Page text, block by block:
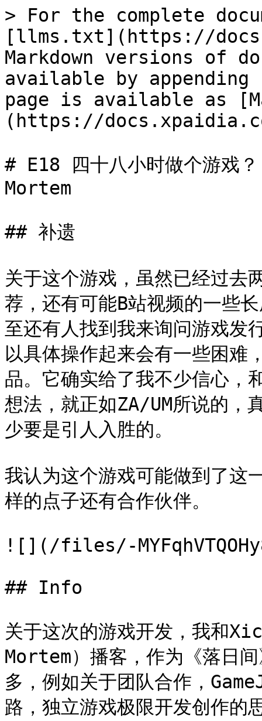
> For the complete
[llms.txt](https://
Markdown versions of
available by
page is available as
(https://
# E18 四十八小时做个游戏
Mortem
## 补遗
关于这个游戏，虽然已经过去
荐，还有可能B站视频的一些
至还有人找到我来询问游戏发
以具体操作起来会有一些困难
品。它确实给了我不少信心
想法，就正如ZA/UM所说的，
少要是引人入胜的。
我认为这个游戏可能做到了这
样的点子还有合作伙伴。
![](/files/-
## Info
关于这次的游戏开发，我和
Mortem）播客，作为《落日
多，例如关于团队合作，
路，独立游戏极限开发创作的